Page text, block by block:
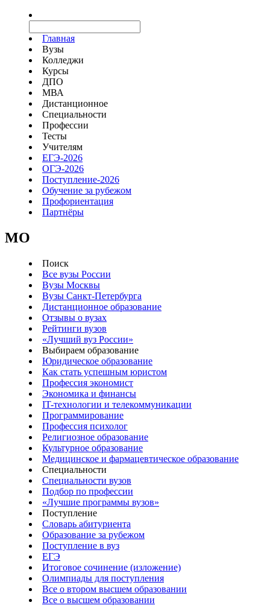
Главная
Вузы
Колледжи
Курсы
ДПО
МВА
Дистанционное
Специальности
Профессии
Тесты
Учителям
ЕГЭ-2026
ОГЭ-2026
Поступление-2026
Обучение за рубежом
Профориентация
Партнёры
MO
Поиск
Все вузы России
Вузы Москвы
Вузы Санкт-Петербурга
Дистанционное образование
Отзывы о вузах
Рейтинги вузов
«Лучший вуз России»
Выбираем образование
Юридическое образование
Как стать успешным юристом
Профессия экономист
Экономика и финансы
IT-технологии и телекоммуникации
Программирование
Профессия психолог
Религиозное образование
Культурное образование
Медицинское и фармацевтическое образование
Специальности
Специальности вузов
Подбор по профессии
«Лучшие программы вузов»
Поступление
Словарь абитуриента
Образование за рубежом
Поступление в вуз
ЕГЭ
Итоговое сочинение (изложение)
Олимпиады для поступления
Все о втором высшем образовании
Все о высшем образовании